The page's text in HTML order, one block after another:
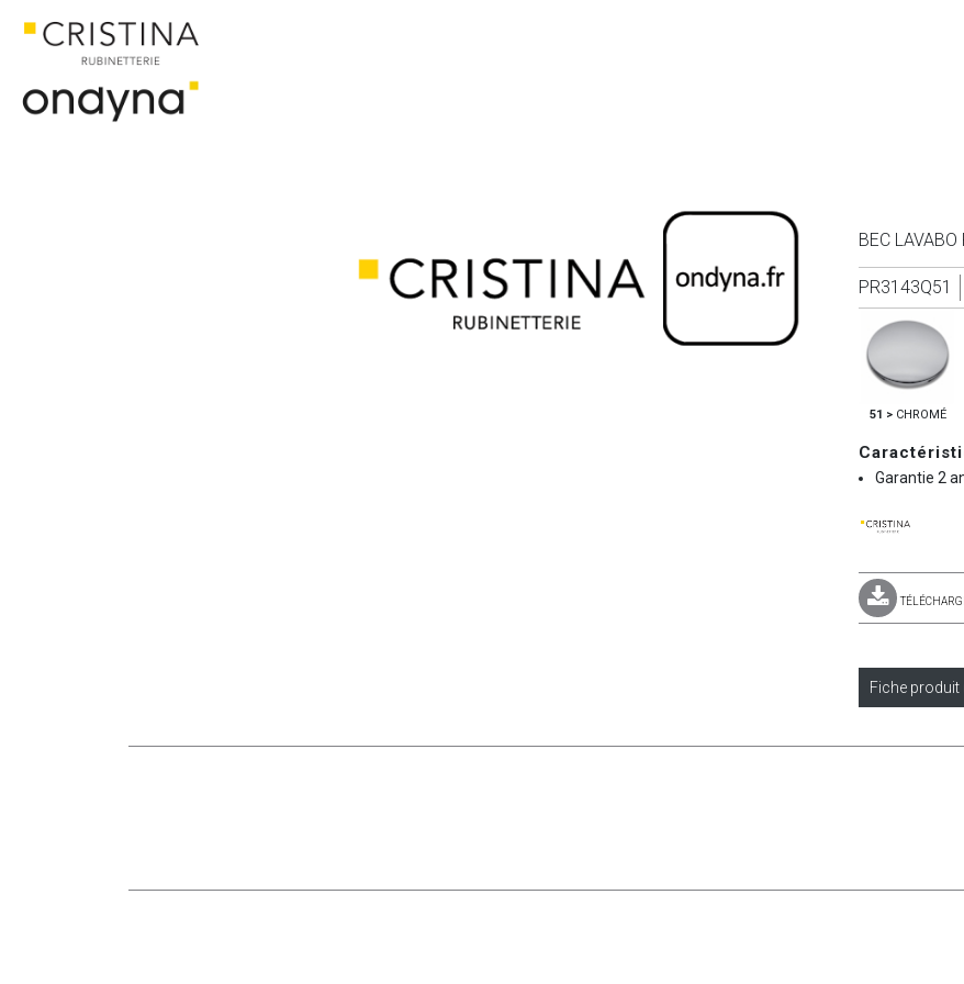
BEC
PR3143Q51
51 >CHROMÉ
Garantie 2
Fiche produit